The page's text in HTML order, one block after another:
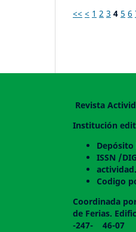
<< < 1 2 3 4 5 6
Revista
Institución
Depósito
ISSN /
Codigo
Coordinada
de Ferias.
-247- 46-07